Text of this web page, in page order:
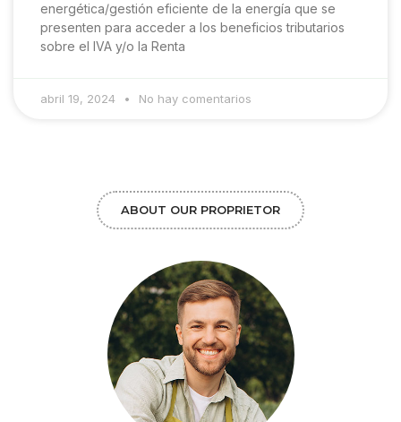
energética/gestión eficiente de la energía que se
presenten para acceder a los beneficios tributarios
sobre el IVA y/o la Renta
abril 19, 2024 No hay comentarios
ABOUT OUR PROPRIETOR